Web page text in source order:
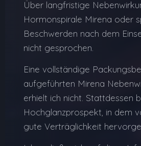
Über langfristige
Hormonspirale Mirena oder
Beschwerden nach dem
nicht gesprochen.
Eine vollständige
aufgeführten Mirena
erhielt ich nicht. Stattdessen
Hochglanzprospekt, in dem
gute Verträglichkeit